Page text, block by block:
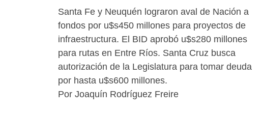
Santa Fe y Neuquén lograron aval de Nación a
fondos por u$s450 millones para proyectos de
infraestructura. El BID aprobó u$s280 millones
para rutas en Entre Ríos. Santa Cruz busca
autorización de la Legislatura para tomar deuda
por hasta u$s600 millones.
Por Joaquín Rodríguez Freire